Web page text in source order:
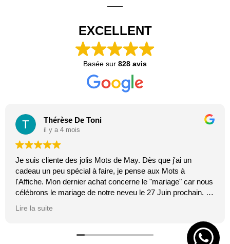
EXCELLENT
Basée sur 828 avis
Thérèse De Toni
il y a 4 mois
Je suis cliente des jolis Mots de May. Dès que j'ai un
cadeau un peu spécial à faire, je pense aux Mots à
l'Affiche. Mon dernier achat concerne le "mariage" car nous
célébrons le mariage de notre neveu le 27 Juin prochain. Je
Lire la suite